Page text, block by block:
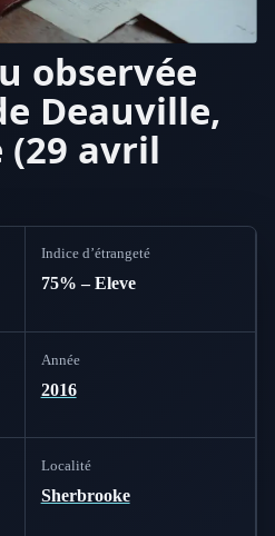
observée
Deauville,
(29 avril
Indice d’étrangeté
75% – Eleve
Année
2016
Localité
Sherbrooke